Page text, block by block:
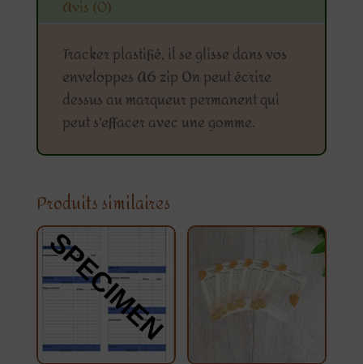
Avis (0)
Tracker plastifié, il se glisse dans vos
enveloppes A6 zip On peut écrire
dessus au marqueur permanent qui
peut s'effacer avec une gomme.
Produits similaires